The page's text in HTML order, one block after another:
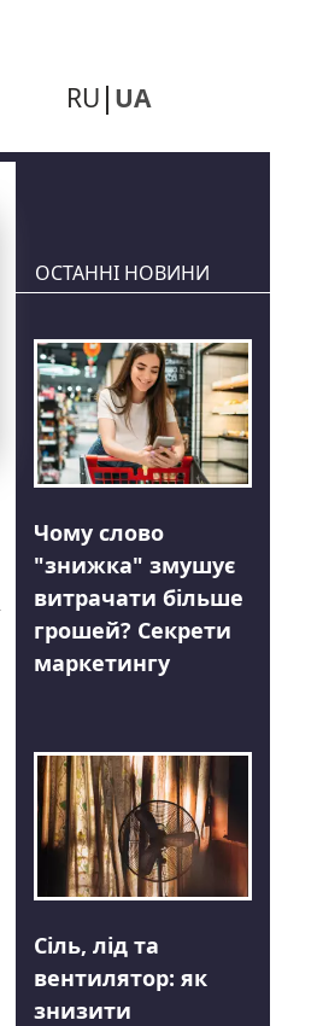
RU UA
ОСТАННІ НОВИНИ
Чому слово
"знижка" змушує
витрачати більше
грошей? Секрети
маркетингу
Сіль, лід та
вентилятор: як
знизити